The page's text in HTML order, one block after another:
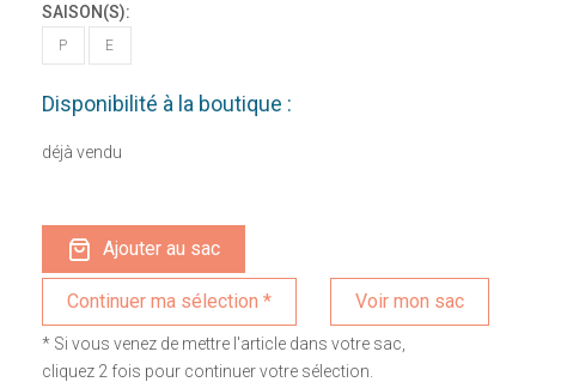
SAISON(S):
P E
Disponibilité à la boutique :
déjà vendu
Ajouter au sac
Voir mon sac
* Si vous venez de mettre l'article dans votre sac,
cliquez 2 fois pour continuer votre sélection.